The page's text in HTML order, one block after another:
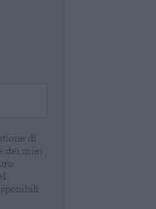
di
dei miei